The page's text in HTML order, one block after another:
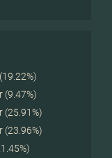
(9.47%)
(25.91%)
(23.96%)